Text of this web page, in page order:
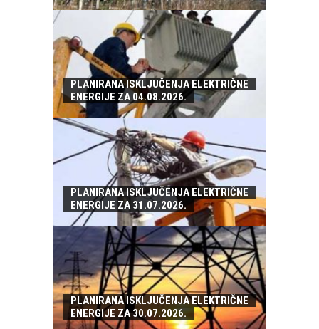
PLANIRANA ISKLJUČENJA ELEKTRIČNE
ENERGIJE ZA 04.08.2026.
PLANIRANA ISKLJUČENJA ELEKTRIČNE
ENERGIJE ZA 31.07.2026.
PLANIRANA ISKLJUČENJA ELEKTRIČNE
ENERGIJE ZA 30.07.2026.